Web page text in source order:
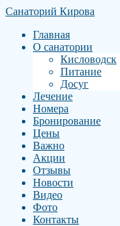
Санаторий Кирова
Главная
О санатории
Кисловодск
Питание
Досуг
Лечение
Номера
Бронирование
Цены
Важно
Акции
Отзывы
Новости
Видео
Фото
Контакты